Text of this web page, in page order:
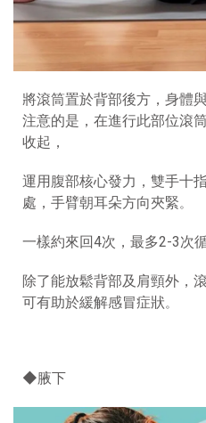
將滾筒置於背部後方，身體
注意的是，在進行此部位滾
收起，
運用腹部核心發力，雙手十
處，手臂朝耳朵方向夾緊。
一樣約來回4次，最多2-3次
除了能放鬆背部及肩頸外，
可有助於緩解感冒症狀。
◆腋下